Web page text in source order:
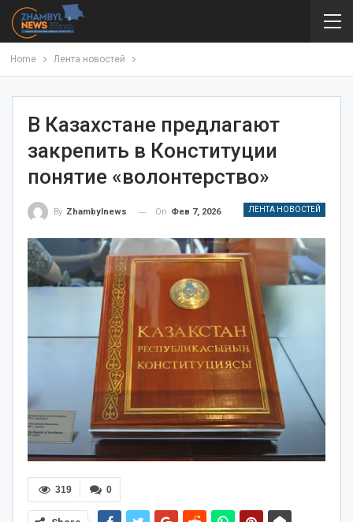
Home Лента новостей
В Казахстане предлагают
закрепить в Конституции
понятие «волонтерство»
ЛЕНТА НОВОСТЕЙ
By Zhambylnews On Фев 7, 2026
0
319